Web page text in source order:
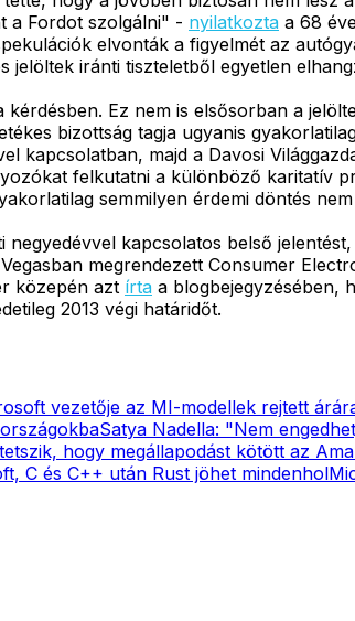
a Fordot szolgálni" - nyilatkozta a 68
elvonták a figyelmét az
iránti tiszteletből egyetlen
Ez nem is elsősorban a
bizottság tagja ugyanis
kapcsolatban, majd a Davosi
felkutatni a különböző karitatív
semmilyen érdemi döntés
kapcsolatos belső
megrendezett Consumer
közepén azt írta a blogbejegyzésében,
2013 végi határidőt.
vezetője az MI-modellek rejtett
Satya Nadella: "Nem
hogy megállapodást kötött az
C és C++ után Rust jöhet mindenhol